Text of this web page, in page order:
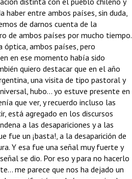
entre ambos países, sin duda,
de darnos cuenta de la
de ambos países por mucho tiempo.
óptica, ambos países, pero
en ese momento había sido
quiero destacar que en el año
una visita de tipo pastoral y
hubo... yo estuve presente en
que ver, y recuerdo incluso las
está agregado en los discursos
a las desapariciones y a las
fue un ¡basta!, a la desaparición de
Y esa fue una señal muy fuerte y
se dio. Por eso y para no hacerlo
me parece que nos ha dejado un